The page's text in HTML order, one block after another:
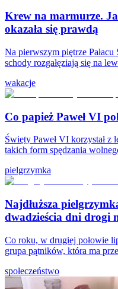
Krew na marmurze.
okazała się prawdą
Na pierwszym piętrze
schody rozgałęziają się na
wakacje
Co papież Paweł VI
Święty Paweł VI korzystał z
takich form spędzania
pielgrzymka
Najdłuższa
dwadzieścia dni drogi
Co roku, w drugiej połowie
grupa pątników, która ma
społeczeństwo